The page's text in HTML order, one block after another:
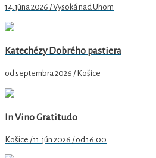
14. júna 2026 / Vysoká nad Uhom
Katechézy Dobrého pastiera
od septembra 2026 / Košice
In Vino Gratitudo
Košice / 11. jún 2026 / od 16:00